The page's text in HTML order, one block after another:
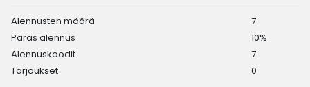
Alennusten määrä
7
Paras alennus
10%
Alennuskoodit
7
Tarjoukset
0